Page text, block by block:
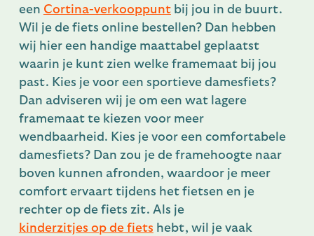
een Cortina-verkooppuntbij jou in de buurt.
Wil je de fiets online bestellen? Dan hebben
wij hier een handige maattabel geplaatst
waarin je kunt zien welke framemaat bij jou
past. Kies je voor een sportieve damesfiets?
Dan adviseren wij je om een wat lagere
framemaat te kiezen voor meer
wendbaarheid. Kies je voor een comfortabele
damesfiets? Dan zou je de framehoogte naar
boven kunnen afronden, waardoor je meer
comfort ervaart tijdens het fietsen en je
rechter op de fiets zit. Als je
kinderzitjes op de fiets hebt, wil je vaak